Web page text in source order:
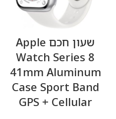
שעון חכם Apple
Watch Series 8
41mm Aluminum
Case Sport Band
GPS + Cellular